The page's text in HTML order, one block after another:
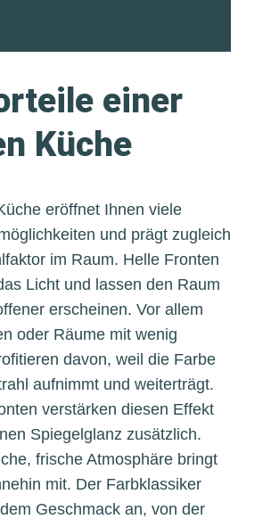
einer
Küche
eröffnet Ihnen viele
und prägt zugleich
im Raum. Helle Fronten
Licht und lassen den Raum
erscheinen. Vor allem
oder Räume mit wenig
davon, weil die Farbe
aufnimmt und weiterträgt.
verstärken diesen Effekt
Spiegelglanz zusätzlich.
frische Atmosphäre bringt
mit. Der Farbklassiker
Geschmack an, von der